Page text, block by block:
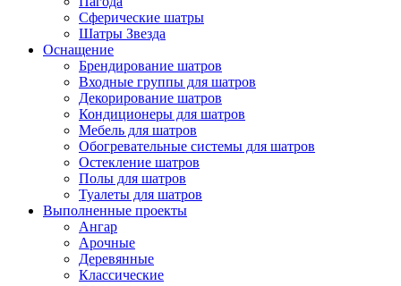
Сферические шатры
Шатры Звезда
Оснащение
Брендирование шатров
Входные группы для шатров
Декорирование шатров
Кондиционеры для шатров
Мебель для шатров
Обогревательные системы для шатров
Остекление шатров
Полы для шатров
Туалеты для шатров
Выполненные проекты
Ангар
Арочные
Деревянные
Классические